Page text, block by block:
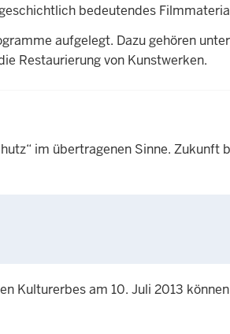
bedeutendes
aufgelegt. Dazu gehören
Restaurierung von Kunstwerken.
im übertragenen Sinne. Zukunft
Kulturerbes am 10. Juli 2013